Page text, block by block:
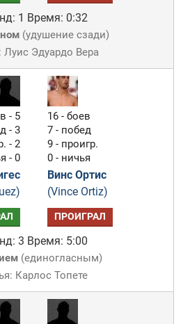
1 Время: 0:32
(удушение сзади)
Луис Эдуардо Вера
- 5
- 3
- 2
- 0
16 - боев
7 - побед
9 - проигр.
0 - ничья
Винс Ортис
(Vince Ortiz)
ПРОИГРАЛ
3 Время: 5:00
(единогласным)
Карлос Топете